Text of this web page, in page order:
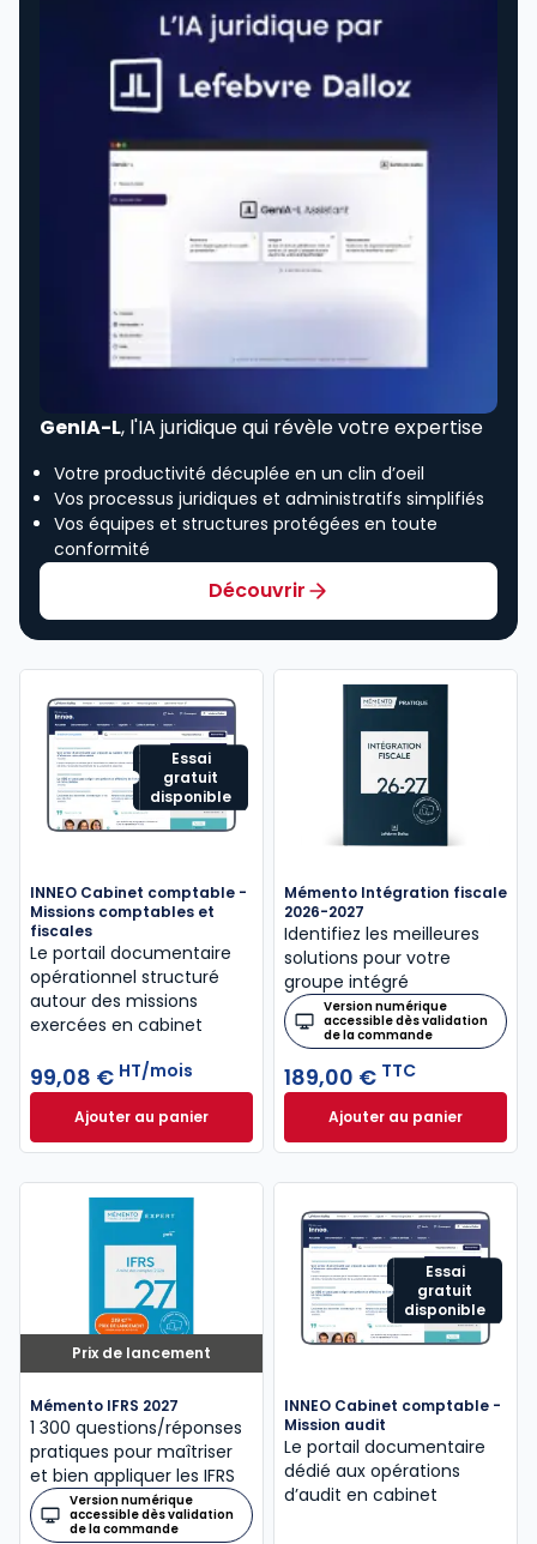
GenIA-L, l'IA juridique qui révèle votre expertise
Votre productivité décuplée en un clin d’oeil
Vos processus juridiques et administratifs simplifiés
Vos équipes et structures protégées en toute
conformité
Découvrir
Essai
gratuit
disponible
INNEO Cabinet comptable -
Missions comptables et
fiscales
Le portail documentaire
opérationnel structuré
autour des missions
exercées en cabinet
99,08 € HT/mois
Ajouter au panierINNEO Cabinet comptable - Missions comptables
Mémento Intégration fiscale
2026-2027
Identifiez les meilleures
solutions pour votre
groupe intégré
Version numérique
accessible dès validation
de la commande
189,00 € TTC
Ajouter au panier
Mémento
Prix de lancement
Mémento IFRS 2027
1 300 questions/réponses
pratiques pour maîtriser
et bien appliquer les IFRS
Version numérique
accessible dès validation
de la commande
Essai
gratuit
disponible
INNEO Cabinet comptable -
Mission audit
Le portail documentaire
dédié aux opérations
d’audit en cabinet